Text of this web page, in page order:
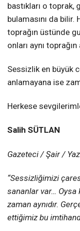
bastıkları o
bulamasını da
toprağın üstünde
onları aynı
Sessizlik en büyük
anlamayana ise
Herkese
Salih SÜTLAN
Gazeteci / Şair /
“Sessizliğimizi
sananlar var… Oysa
zaman aynıdır.
ettiğimiz bu